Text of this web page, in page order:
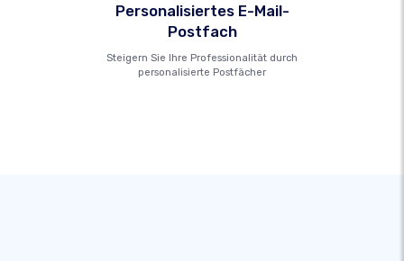
Personalisiertes E-Mail-
Postfach
Steigern Sie Ihre Professionalität durch
personalisierte Postfächer